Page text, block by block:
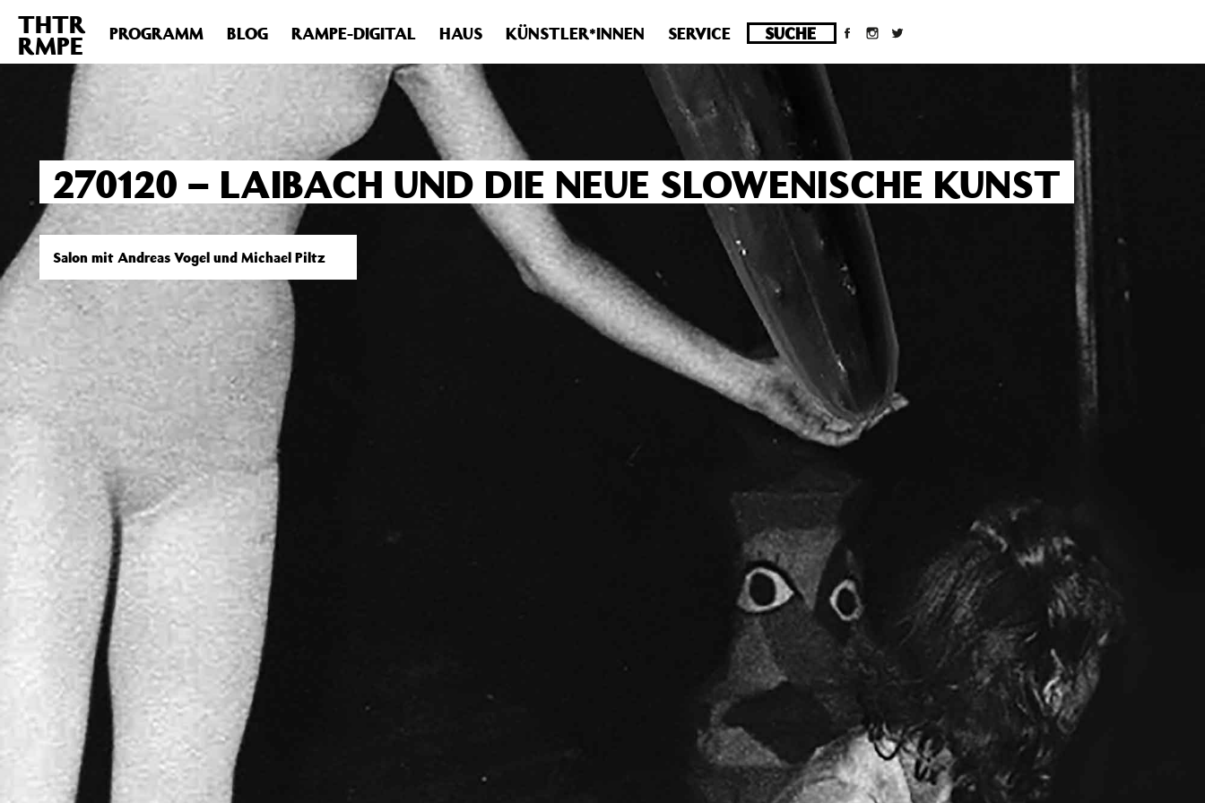
Deprecated : Die Funktion post_permalink ist seit Version 4.4.0 veraltet! Verwende stattdessen get_permalink(). in /homepages/10/d43051023/htdocs/wordpress/wp-
includes/functions.phpon line6031
THTR
RMPE PROGRAMM BLOG RAMPE-DIGITAL HAUS KÜNSTLER*INNEN SERVICE
270120 – LAIBACH UND DIE NEUE SLOWENISCHE KUNST
Salon mit Andreas Vogel und Michael Piltz